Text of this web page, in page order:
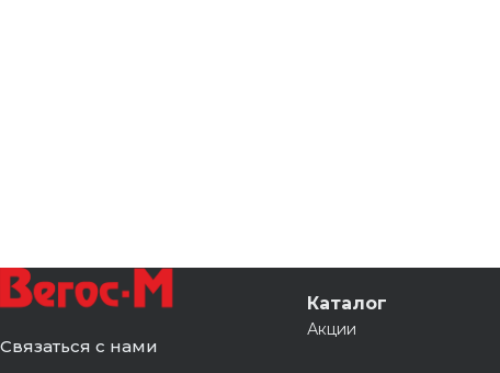
Связаться с нами
Каталог
Акции